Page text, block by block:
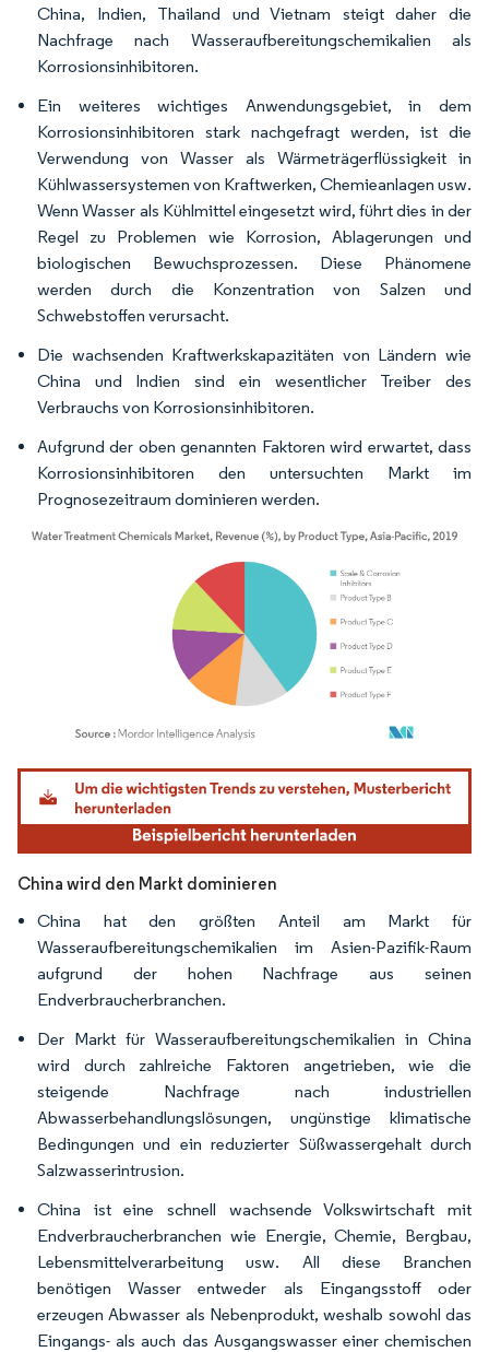
China, Indien, Thailand und Vietnam steigt daher die
Nachfrage nach Wasseraufbereitungschemikalien als
Korrosionsinhibitoren.
Ein weiteres wichtiges Anwendungsgebiet, in dem
Korrosionsinhibitoren stark nachgefragt werden, ist die
Verwendung von Wasser als Wärmeträgerflüssigkeit in
Kühlwassersystemen von Kraftwerken, Chemieanlagen usw.
Wenn Wasser als Kühlmittel eingesetzt wird, führt dies in der
Regel zu Problemen wie Korrosion, Ablagerungen und
biologischen Bewuchsprozessen. Diese Phänomene
werden durch die Konzentration von Salzen und
Schwebstoffen verursacht.
Die wachsenden Kraftwerkskapazitäten von Ländern wie
China und Indien sind ein wesentlicher Treiber des
Verbrauchs von Korrosionsinhibitoren.
Aufgrund der oben genannten Faktoren wird erwartet, dass
Korrosionsinhibitoren den untersuchten Markt im
Prognosezeitraum dominieren werden.
Bild © Mordor Intelligence. Wiederverwendung erfordert Namensnennung gemäß
China wird den Markt dominieren
China hat den größten Anteil am Markt für
Wasseraufbereitungschemikalien im Asien-Pazifik-Raum
aufgrund der hohen Nachfrage aus seinen
Endverbraucherbranchen.
Der Markt für Wasseraufbereitungschemikalien in China
wird durch zahlreiche Faktoren angetrieben, wie die
steigende Nachfrage nach industriellen
Abwasserbehandlungslösungen, ungünstige klimatische
Bedingungen und ein reduzierter Süßwassergehalt durch
Salzwasserintrusion.
China ist eine schnell wachsende Volkswirtschaft mit
Endverbraucherbranchen wie Energie, Chemie, Bergbau,
Lebensmittelverarbeitung usw. All diese Branchen
benötigen Wasser entweder als Eingangsstoff oder
erzeugen Abwasser als Nebenprodukt, weshalb sowohl das
Eingangs- als auch das Ausgangswasser einer chemischen